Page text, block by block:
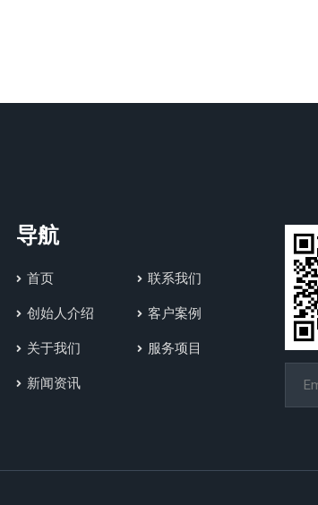
导航
首页 联系我们
创始人介绍 客户案例
关于我们 服务项目
新闻资讯